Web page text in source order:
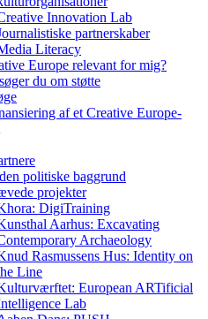
Innovation Lab
partnerskaber
Literacy
Europe relevant for mig?
du om støtte
af et Creative Europe-
politiske baggrund
projekter
DigiTraining
Aarhus: Excavating
Archaeology
Rasmussens Hus: Identity on
Line
European ARTificial
Lab